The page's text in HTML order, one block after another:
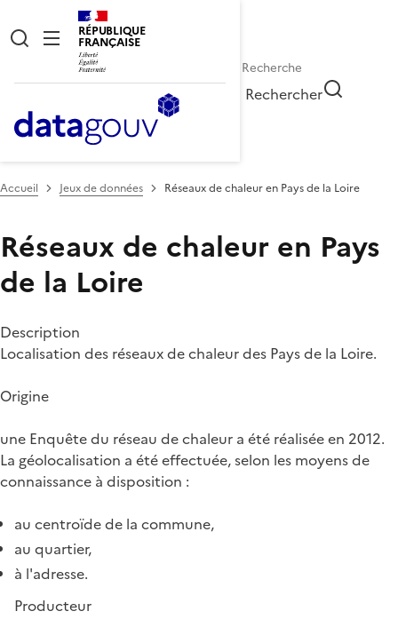
RÉPUBLIQUE
FRANÇAISE
Rechercher
Accueil Jeux de données Réseaux de chaleur en Pays de la Loire
Réseaux de chaleur en Pays
de la Loire
Description
Localisation des réseaux de chaleur des Pays de la Loire.
Origine
une Enquête du réseau de chaleur a été réalisée en 2012.
La géolocalisation a été effectuée, selon les moyens de
connaissance à disposition :
au centroïde de la commune,
au quartier,
à l'adresse.
Producteur